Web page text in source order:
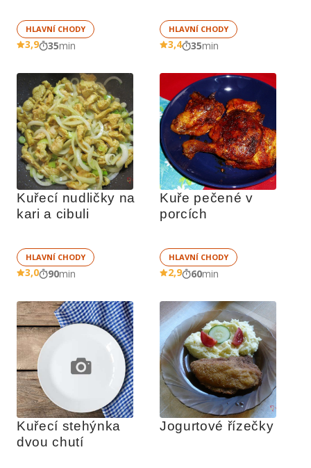
HLAVNÍ CHODY
3,9 35min
HLAVNÍ CHODY
3,4 35min
Kuřecí nudličky na
kari a cibuli
HLAVNÍ CHODY
3,0 90min
Kuře pečené v
porcích
HLAVNÍ CHODY
2,9 60min
Kuřecí stehýnka
dvou chutí
Jogurtové řízečky